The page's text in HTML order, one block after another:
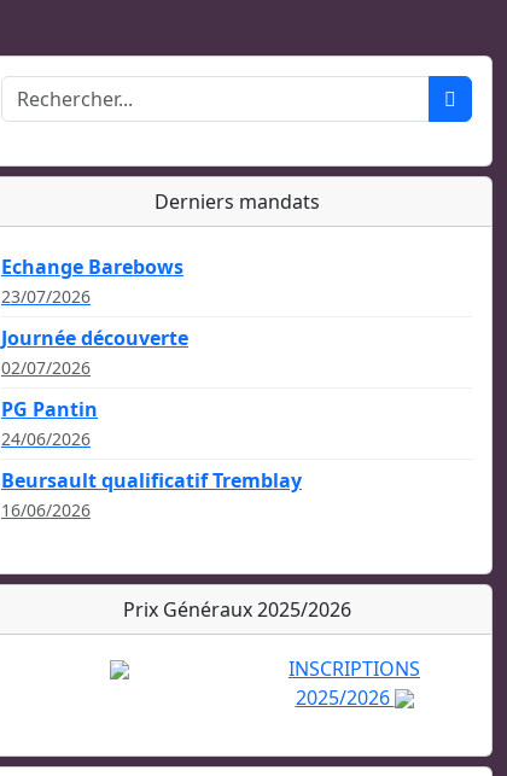
Derniers mandats
Echange Barebows
23/07/2026
Journée découverte
02/07/2026
PG Pantin
24/06/2026
Beursault qualificatif Tremblay
16/06/2026
Prix Généraux 2025/2026
INSCRIPTIONS
2025/2026